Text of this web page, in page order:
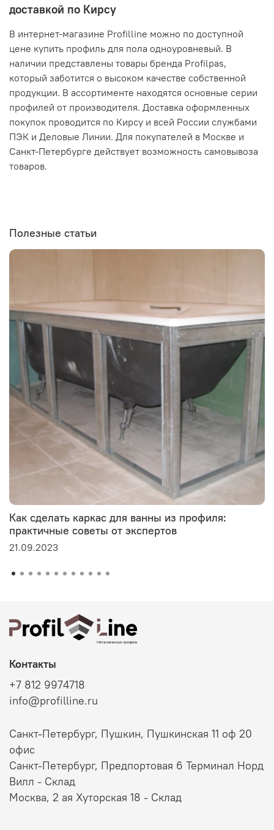
доставкой по Кирсу
В интернет-магазине Profilline можно по доступной
цене купить профиль для пола одноуровневый. В
наличии представлены товары бренда Profilpas,
который заботится о высоком качестве собственной
продукции. В ассортименте находятся основные серии
профилей от производителя. Доставка оформленных
покупок проводится по Кирсу и всей России службами
ПЭК и Деловые Линии. Для покупателей в Москве и
Санкт-Петербурге действует возможность самовывоза
товаров.
Полезные статьи
Как сделать каркас для ванны из профиля:
практичные советы от экспертов
21.09.2023
Контакты
+7 812 9974718
info@profilline.ru
Санкт-Петербург, Пушкин, Пушкинская 11 оф 20
офис
Санкт-Петербург, Предпортовая 6 Терминал Норд
Вилл - Склад
Москва, 2 ая Хуторская 18 - Склад